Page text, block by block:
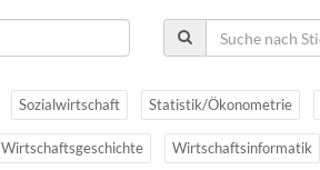
Sozialwirtschaft Statistik/Ökonometrie
Wirtschaftsgeschichte Wirtschaftsinformatik